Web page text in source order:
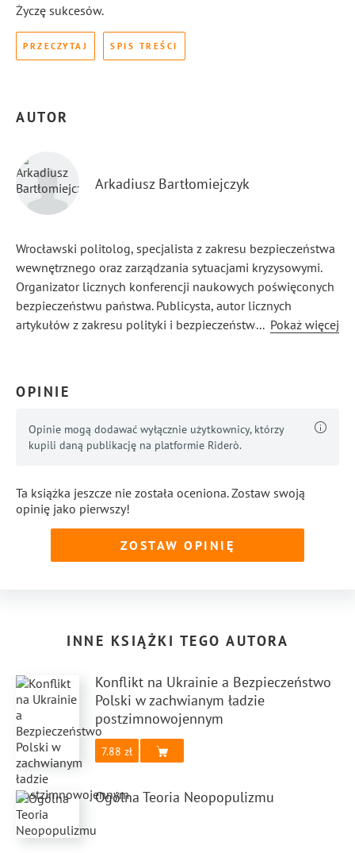
Życzę sukcesów.
PRZECZYTAJ SPIS TREŚCI
AUTOR
Arkadiusz Bartłomiejczyk
Wrocławski politolog, specjalista z zakresu bezpieczeństwa
wewnętrznego oraz zarządzania sytuacjami kryzysowymi.
Organizator licznych konferencji naukowych poświęconych
bezpieczeństwu państwa. Publicysta, autor licznych
artykułów z zakresu polityki i bezpieczeństwa
politycznego. Szef sztabu kampanii wyborczej rektorskiej.
... Pokaż więcej
OPINIE
Opinie mogą dodawać wyłącznie użytkownicy, którzy
kupili daną publikację na platformie Riderò.
Ta książka jeszcze nie została oceniona. Zostaw swoją
opinię jako pierwszy!
ZOSTAW OPINIĘ
INNE KSIĄŻKI TEGO AUTORA
Konflikt na Ukrainie a Bezpieczeństwo
Polski w zachwianym ładzie
postzimnowojennym
7.88
Ogólna Teoria Neopopulizmu